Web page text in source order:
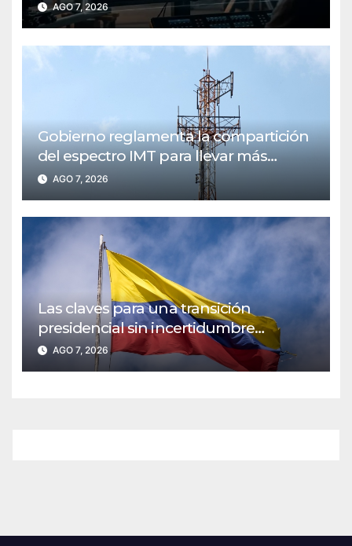
AGO 7, 2026
Gobierno reglamenta la compartición
del espectro IMT para llevar más
conectividad a las regiones
AGO 7, 2026
Las claves para una transición
presidencial sin incertidumbre
institucional
AGO 7, 2026